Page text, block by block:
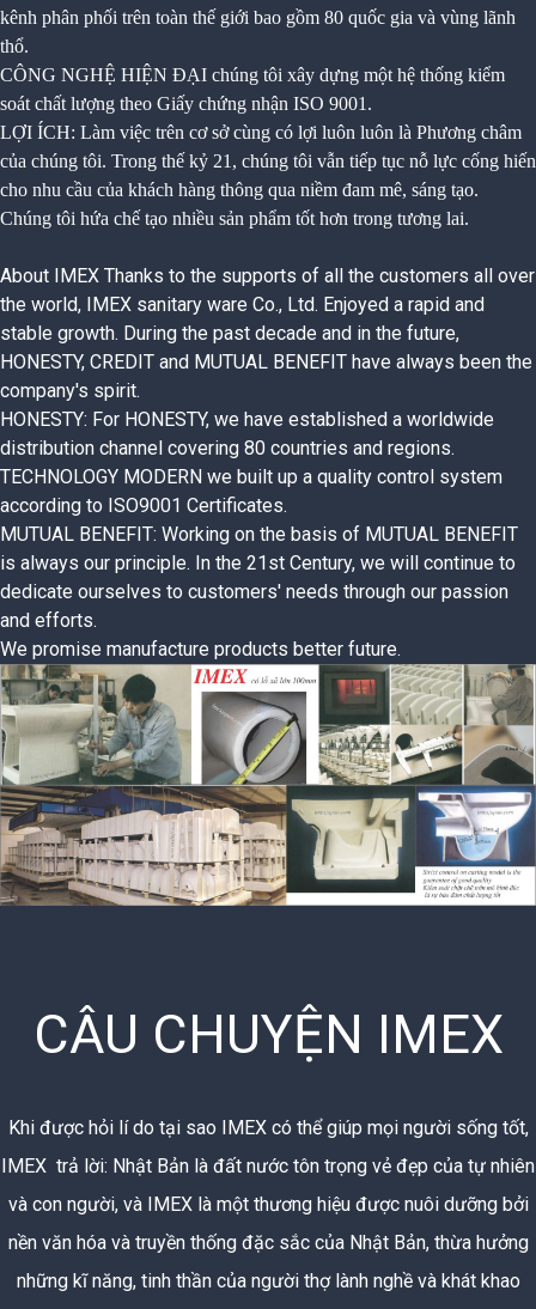
kênh phân phối trên toàn thế giới bao gồm 80 quốc gia và vùng lãnh
thổ.
CÔNG NGHỆ HIỆN ĐẠI chúng tôi xây dựng một hệ thống kiểm
soát chất lượng theo Giấy chứng nhận ISO 9001.
LỢI ÍCH: Làm việc trên cơ sở cùng có lợi luôn luôn là Phương châm
của chúng tôi. Trong thế kỷ 21, chúng tôi vẫn tiếp tục nỗ lực cống hiến
cho nhu cầu của khách hàng thông qua niềm đam mê, sáng tạo.
Chúng tôi hứa chế tạo nhiều sản phẩm tốt hơn trong tương lai.
About IMEX Thanks to the supports of all the customers all over
the world, IMEX sanitary ware Co., Ltd. Enjoyed a rapid and
stable growth. During the past decade and in the future,
HONESTY, CREDIT and MUTUAL BENEFIT have always been the
company's spirit.
HONESTY: For HONESTY, we have established a worldwide
distribution channel covering 80 countries and regions.
TECHNOLOGY MODERN we built up a quality control system
according to ISO9001 Certificates.
MUTUAL BENEFIT: Working on the basis of MUTUAL BENEFIT
is always our principle. In the 21st Century, we will continue to
dedicate ourselves to customers' needs through our passion
and efforts.
We promise manufacture products better future.
CÂU CHUYỆN IMEX
Khi được hỏi lí do tại sao IMEX có thể giúp mọi người sống tốt,
IMEX trả lời: Nhật Bản là đất nước tôn trọng vẻ đẹp của tự nhiên
và con người, và IMEX là một thương hiệu được nuôi dưỡng bởi
nền văn hóa và truyền thống đặc sắc của Nhật Bản, thừa hưởng
những kĩ năng, tinh thần của người thợ lành nghề và khát khao